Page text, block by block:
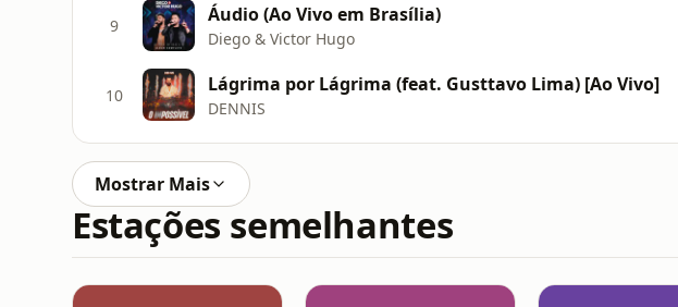
9 Áudio (Ao Vivo em Brasília)
Diego & Victor Hugo
10 Lágrima por Lágrima (feat. Gusttavo Lima) [Ao Vivo]
DENNIS
Mostrar Mais
Estações semelhantes